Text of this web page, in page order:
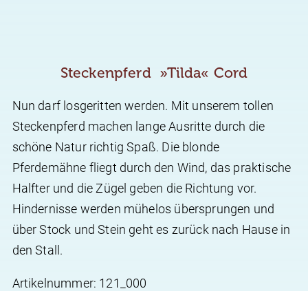
Steckenpferd »Tilda« Cord
Nun darf losgeritten werden. Mit unserem tollen
Steckenpferd machen lange Ausritte durch die
schöne Natur richtig Spaß. Die blonde
Pferdemähne fliegt durch den Wind, das praktische
Halfter und die Zügel geben die Richtung vor.
Hindernisse werden mühelos übersprungen und
über Stock und Stein geht es zurück nach Hause in
den Stall.
Artikelnummer: 121_000